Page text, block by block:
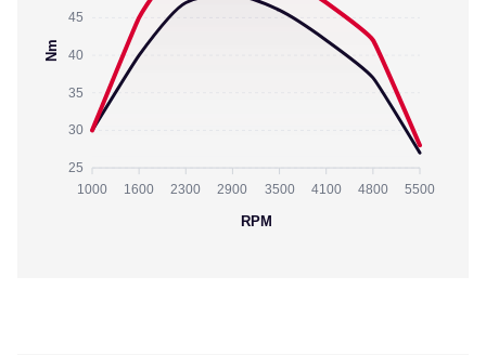
45
40
35
30
25
Nm
1000 1600 2300 2900 3500 4100 4800 5500
RPM